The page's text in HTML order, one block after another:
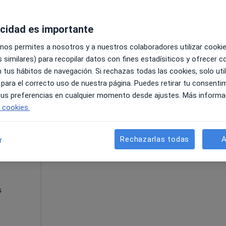
Esta dirección no tiene calendario
es importante
permites a nosotros y a nuestros colaboradores utilizar
similares) para recopilar datos con fines estadísiticos y ofrecer
tus hábitos de navegación. Si rechazas todas las cookies, solo
el correcto uso de nuestra página. Puedes retirar tu
preferencias en cualquier momento desde ajustes. Más
Rechazarlas todas